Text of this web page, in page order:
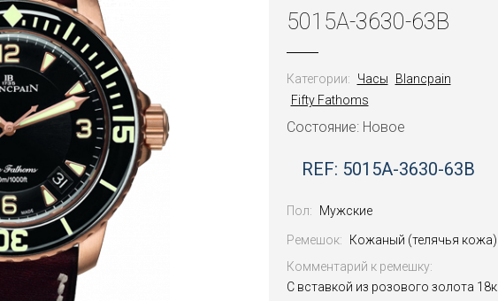
5015A-3630-63B
Категории: Часы
Blancpain
Fifty Fathoms
Состояние: Новое
REF: 5015A-3630-63B
Пол: Мужские
Ремешок:
Кожаный (телячья кожа)
Комментарий к ремешку:
С вставкой из розового золота 18к